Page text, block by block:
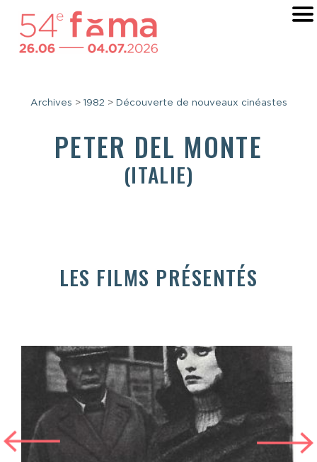
Archives > 1982 > Découverte de nouveaux cinéastes
PETER DEL MONTE
(ITALIE)
LES FILMS PRÉSENTÉS